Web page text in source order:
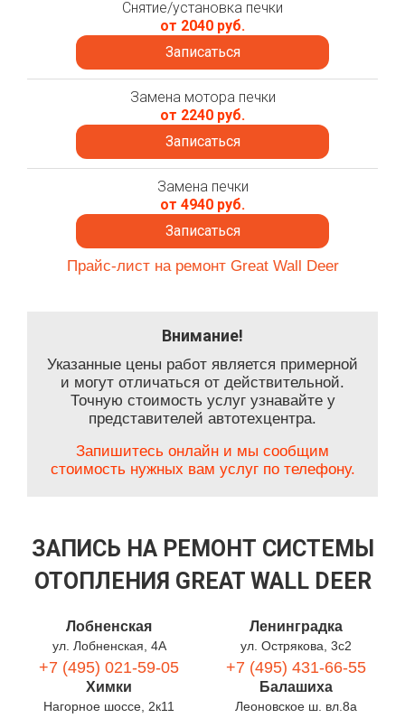
Снятие/установка печки
от 2040 руб.
Записаться
Замена мотора печки
от 2240 руб.
Записаться
Замена печки
от 4940 руб.
Записаться
Прайс-лист на ремонт Great Wall Deer
Внимание!
Указанные цены работ является примерной
и могут отличаться от действительной.
Точную стоимость услуг узнавайте у
представителей автотехцентра.
Запишитесь онлайн и мы сообщим
стоимость нужных вам услуг по телефону.
ЗАПИСЬ НА РЕМОНТ СИСТЕМЫ
ОТОПЛЕНИЯ GREAT WALL DEER
Лобненская
ул. Лобненская, 4А
+7 (495) 021-59-05
Ленинградка
ул. Острякова, 3с2
+7 (495) 431-66-55
Химки
Нагорное шоссе, 2к11
Балашиха
Леоновское ш. вл.8а